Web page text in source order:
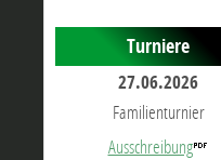
Turniere
27.06.2026
Familienturnier
Ausschreibung